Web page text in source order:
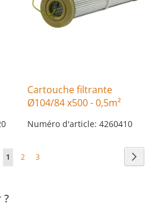
Cartouche filtrante
Ø104/84 x500 - 0,5m²
Numéro d'article: 4260410
Page
Vous
1 Page
2 Page
3
?